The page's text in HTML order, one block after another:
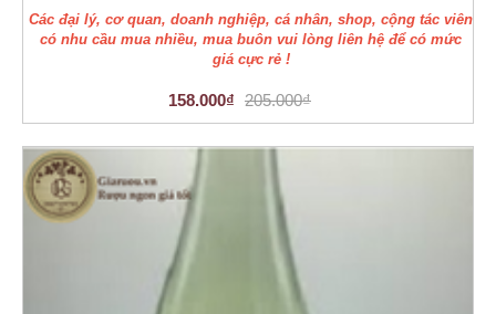
Các đại lý, cơ quan, doanh nghiệp, cá nhân, shop, cộng tác viên
có nhu cầu mua nhiều, mua buôn vui lòng liên hệ để có mức
giá cực rẻ !
158.000₫ 205.000₫